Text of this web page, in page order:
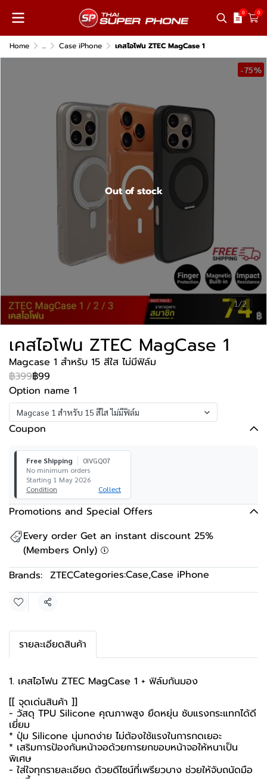
0 0
Home ... Case iPhone เคสไอโฟน ZTEC MagCase 1
1/2
-75%
Out of stock
เคสไอโฟน ZTEC MagCase 1
Magcase 1 สำหรับ 15 สีใส ไม่มีฟิล์ม
฿399฿99
Option name 1
Magcase 1 สำหรับ 15 สีใส ไม่มีฟิล์ม
Coupon
Free Shipping
0IVGQ07
No minimum orders
Starting 1 May 2026
Condition
Collect
Promotions and Special Offers
Every order Get an instant discount 25%
(Members Only)
Brands: ZTECCategories:Case,Case iPhone
Share
รายละเอียดสินค้า
1. เคสไอโฟน ZTEC MagCase 1 + ฟิล์มกันมอง
[[ จุดเด่นสินค้า ]]
- วัสดุ TPU Silicone คุณภาพสูง ยืดหยุ่น ซับแรงกระแทกได้ดี
เยี่ยม
* ปุ่ม Silicone นุ่มกดง่าย ไม่ต้องใช้แรงในการกดเยอะ
* เสริมการป้องกันหน้าจอด้วยการยกขอบหน้าจอให้หนาเป็น
พิเศษ
- ใส่ใจทุกรายละเอียด ด้วยดีไซน์ที่เพรียวบาง ช่วยให้จับถนัดมือ